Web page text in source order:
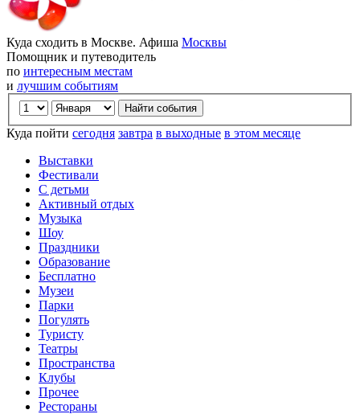
Куда сходить в Москве. Афиша Москвы
Помощник и путеводитель
по интересным местам
и лучшим событиям
Куда пойти сегодня завтра в выходные в этом месяце
Выставки
Фестивали
С детьми
Активный отдых
Музыка
Шоу
Праздники
Образование
Бесплатно
Музеи
Парки
Погулять
Туристу
Театры
Пространства
Клубы
Прочее
Рестораны